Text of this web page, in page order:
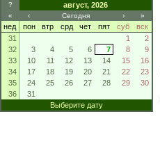
? август, 2026
« ‹ Сегодня › »
нед пон втр срд чет пят суб
вск
31
1
2
32
3 4 5 6 7 8
9
33
10 11 12 13 14 15
16
34
17 18 19 20 21 22
23
35
24 25 26 27 28 29
30
36
31
Выберите дату